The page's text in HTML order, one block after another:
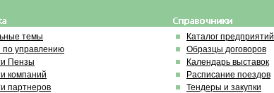
темы
по управлению
Пензы
компаний
партнеров
Каталог предприятий
Образцы договоров
Календарь выставок
Расписание поездов
Тендеры и закупки